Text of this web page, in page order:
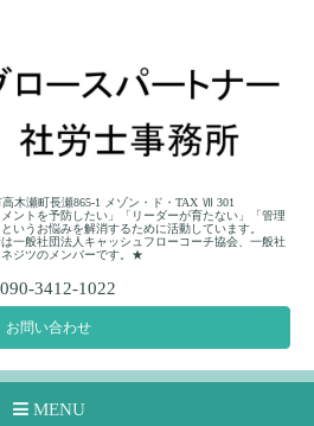
木瀬町長瀬865-1 メゾン・ド・TAX Ⅶ 301
ントを予防したい」「リーダーが育たない」「管理
いうお悩みを解消するために活動しています。
一般社団法人キャッシュフローコーチ協会、一般社
ネジツのメンバーです。★
090-3412-1022
お問い合わせ
MENU